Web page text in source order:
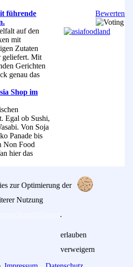
führende
auf den
mit
Zutaten
geliefert. Mit
Gerichten
genau das
Bewerten
Shop im
Egal ob Sushi,
Von Soja
Panade bis
Non Food
hier das
zur Optimierung der
Nutzung
.
erlauben
verweigern